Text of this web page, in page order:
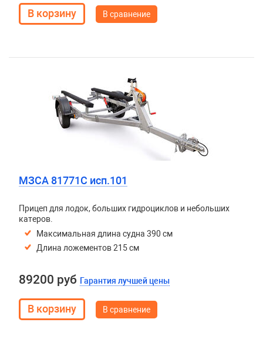
В сравнение
МЗСА 81771C исп.101
Прицеп для лодок, больших гидроциклов и небольших
катеров.
Максимальная длина судна 390 см
Длина ложементов 215 см
89200 руб Гарантия лучшей цены
В сравнение